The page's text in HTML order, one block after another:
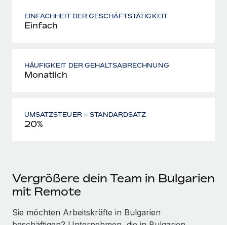
EINFACHHEIT DER GESCHÄFTSTÄTIGKEIT
Einfach
HÄUFIGKEIT DER GEHALTSABRECHNUNG
Monatlich
UMSATZSTEUER – STANDARDSATZ
20%
Vergrößere dein Team in Bulgarien
mit Remote
Sie möchten Arbeitskräfte in Bulgarien